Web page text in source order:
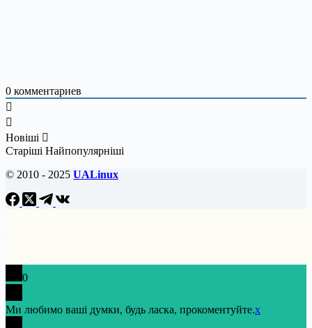
0 комментариев
Новіші
Старіші Найпопулярніші
© 2010 - 2025 UALinux
0
Ми любимо ваші думки, будь ласка, прокоментуйте.x